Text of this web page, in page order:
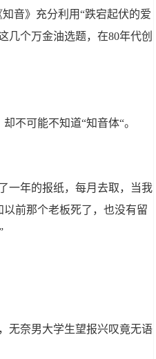
音》充分利用“跌宕起伏的爱
几个万金油选题，在80年代创
不可能不知道“知音体“。
一年的报纸，每月去取，当我
前那个老板死了，也没有留
无奈男大学生望报兴叹竟无语